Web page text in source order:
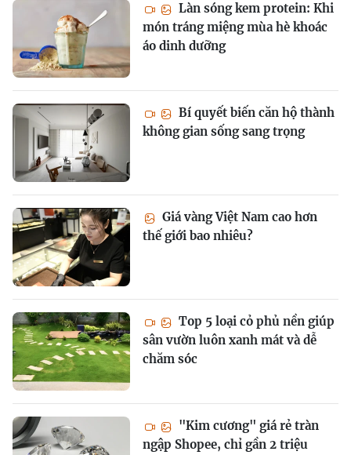
Làn sóng kem protein: Khi
món tráng miệng mùa hè khoác
áo dinh dưỡng
Bí quyết biến căn hộ thành
không gian sống sang trọng
Giá vàng Việt Nam cao hơn
thế giới bao nhiêu?
Top 5 loại cỏ phủ nền giúp
sân vườn luôn xanh mát và dễ
chăm sóc
"Kim cương" giá rẻ tràn
ngập Shopee, chỉ gần 2 triệu